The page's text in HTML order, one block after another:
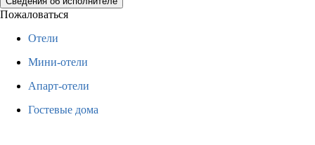
Пожаловаться
Отели
Мини-отели
Апарт-отели
Гостевые дома